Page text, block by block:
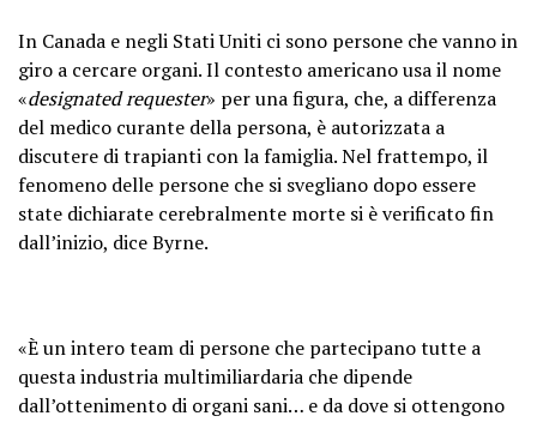
In Canada e negli Stati Uniti ci sono persone che vanno in
giro a cercare organi. Il contesto americano usa il nome
«designated requester» per una figura, che, a differenza
del medico curante della persona, è autorizzata a
discutere di trapianti con la famiglia. Nel frattempo, il
fenomeno delle persone che si svegliano dopo essere
state dichiarate cerebralmente morte si è verificato fin
dall’inizio, dice Byrne.
«È un intero team di persone che partecipano tutte a
questa industria multimiliardaria che dipende
dall’ottenimento di organi sani… e da dove si ottengono